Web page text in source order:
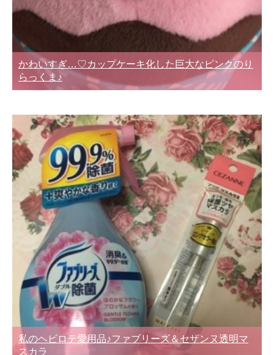
かわいすぎ…♡カップケーキ化した巨大なピンクのり
らっくま♪
私のヘビロテ愛用品♪ファブリーズ＆セザンヌ透明マ
スカラ